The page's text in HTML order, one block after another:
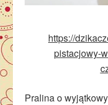
https://
pistacjowy-
Pralina o